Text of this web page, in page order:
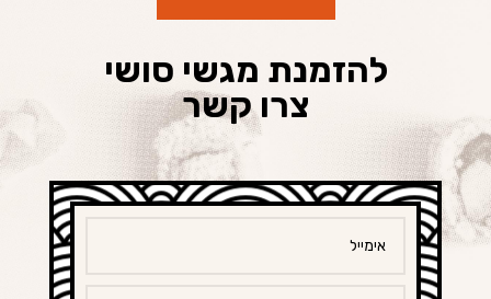
להזמנת מגשי סושי
צרו קשר